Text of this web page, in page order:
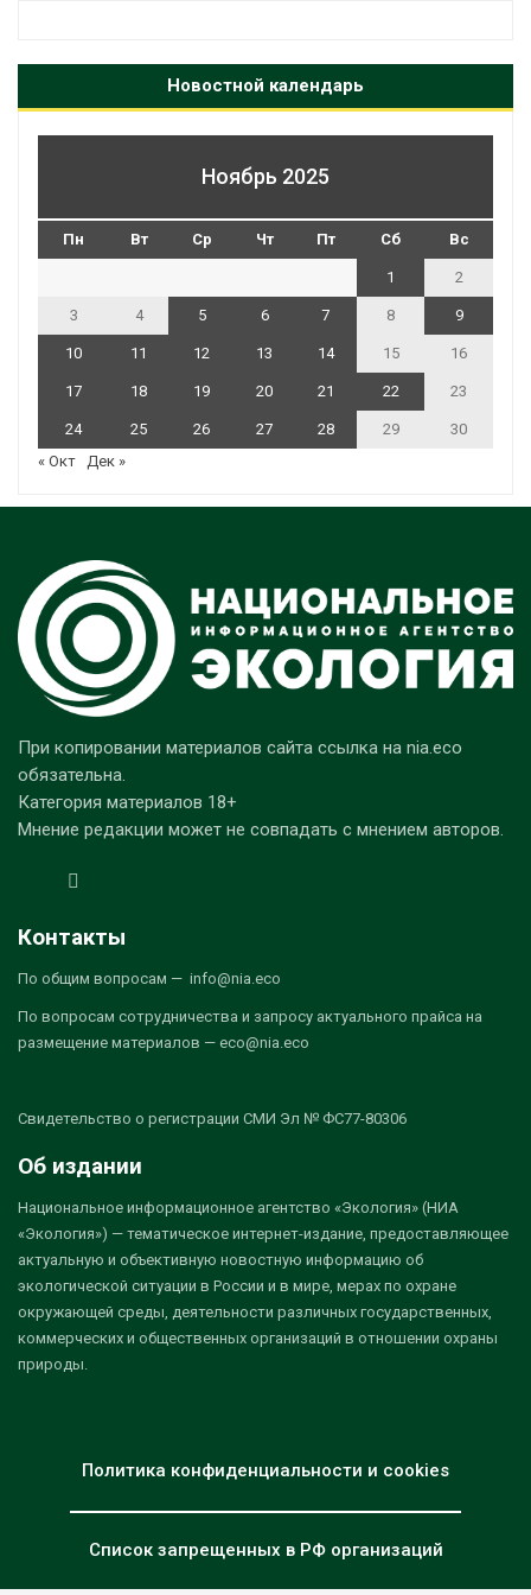
Новостной календарь
Ноябрь 2025
Пн Вт Ср Чт Пт Сб Вс
1 2
3 4 5 6 7 8 9
10 11 12 13 14 15 16
17 18 19 20 21 22 23
24 25 26 27 28 29
30
« Окт
Дек »
При копировании материалов сайта ссылка на nia.eco
обязательна.
Категория материалов 18+
Мнение редакции может не совпадать с мнением авторов.
Контакты
По общим вопросам — info@nia.eco
По вопросам сотрудничества и запросу актуального прайса на
размещение материалов — eco@nia.eco
Свидетельство о регистрации СМИ Эл № ФС77-80306
Об издании
Национальное информационное агентство «Экология» (НИА
«Экология») — тематическое интернет-издание, предоставляющее
актуальную и объективную новостную информацию об
экологической ситуации в России и в мире, мерах по охране
окружающей среды, деятельности различных государственных,
коммерческих и общественных организаций в отношении охраны
природы.
Политика конфиденциальности и cookies
Список запрещенных в РФ организаций